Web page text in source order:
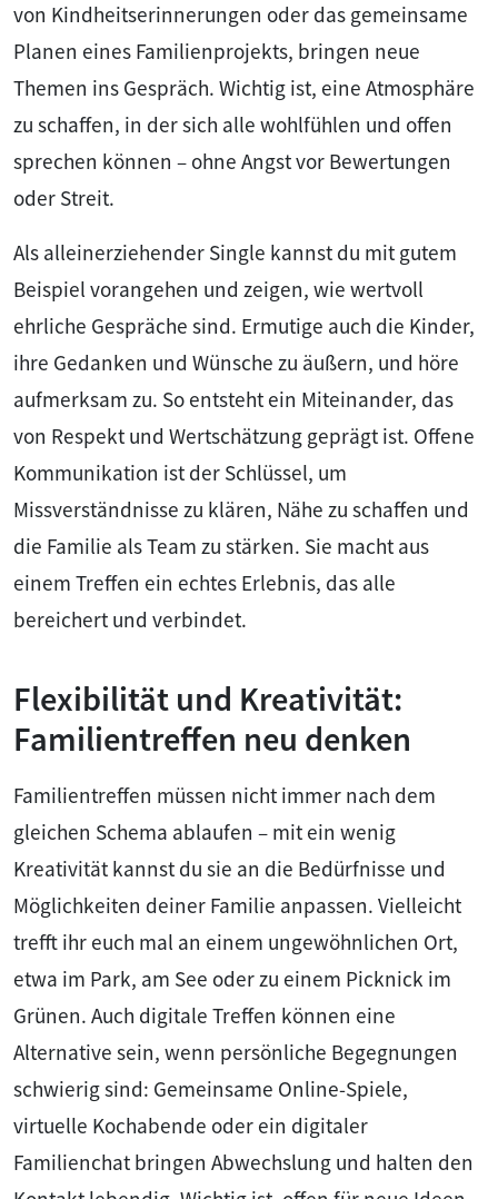
von Kindheitserinnerungen oder das gemeinsame
Planen eines Familienprojekts, bringen neue
Themen ins Gespräch. Wichtig ist, eine Atmosphäre
zu schaffen, in der sich alle wohlfühlen und offen
sprechen können – ohne Angst vor Bewertungen
oder Streit.
Als alleinerziehender Single kannst du mit gutem
Beispiel vorangehen und zeigen, wie wertvoll
ehrliche Gespräche sind. Ermutige auch die Kinder,
ihre Gedanken und Wünsche zu äußern, und höre
aufmerksam zu. So entsteht ein Miteinander, das
von Respekt und Wertschätzung geprägt ist. Offene
Kommunikation ist der Schlüssel, um
Missverständnisse zu klären, Nähe zu schaffen und
die Familie als Team zu stärken. Sie macht aus
einem Treffen ein echtes Erlebnis, das alle
bereichert und verbindet.
Flexibilität und Kreativität:
Familientreffen neu denken
Familientreffen müssen nicht immer nach dem
gleichen Schema ablaufen – mit ein wenig
Kreativität kannst du sie an die Bedürfnisse und
Möglichkeiten deiner Familie anpassen. Vielleicht
trefft ihr euch mal an einem ungewöhnlichen Ort,
etwa im Park, am See oder zu einem Picknick im
Grünen. Auch digitale Treffen können eine
Alternative sein, wenn persönliche Begegnungen
schwierig sind: Gemeinsame Online-Spiele,
virtuelle Kochabende oder ein digitaler
Familienchat bringen Abwechslung und halten den